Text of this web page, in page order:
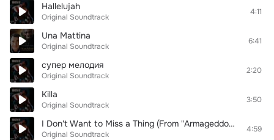
Hallelujah
Original Soundtrack
4:11
Una Mattina
Original Soundtrack
6:41
супер мелодия
Original Soundtrack
2:20
Killa
Original Soundtrack
3:50
I Don't Want to Miss a Thing (From "Armageddon" Soundtrack)
Original Soundtrack
4:59